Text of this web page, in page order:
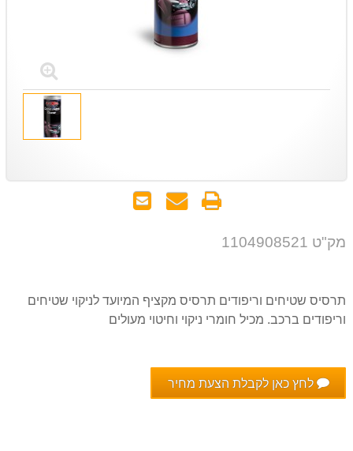
שלח
שאל
מק"ט 1104908521
תרסיס שטיחים וריפודים תרסיס מקציף המיועד לניקוי שטיחים
וריפודים ברכב. מכיל חומרי ניקוי וחיטוי מעולים
לחץ כאן לקבלת הצעת מחיר